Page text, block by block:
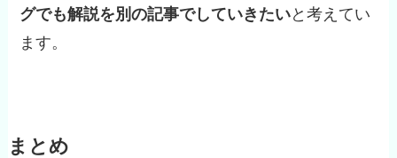
グでも解説を別の記事でしていきたいと考えてい
ます。
まとめ